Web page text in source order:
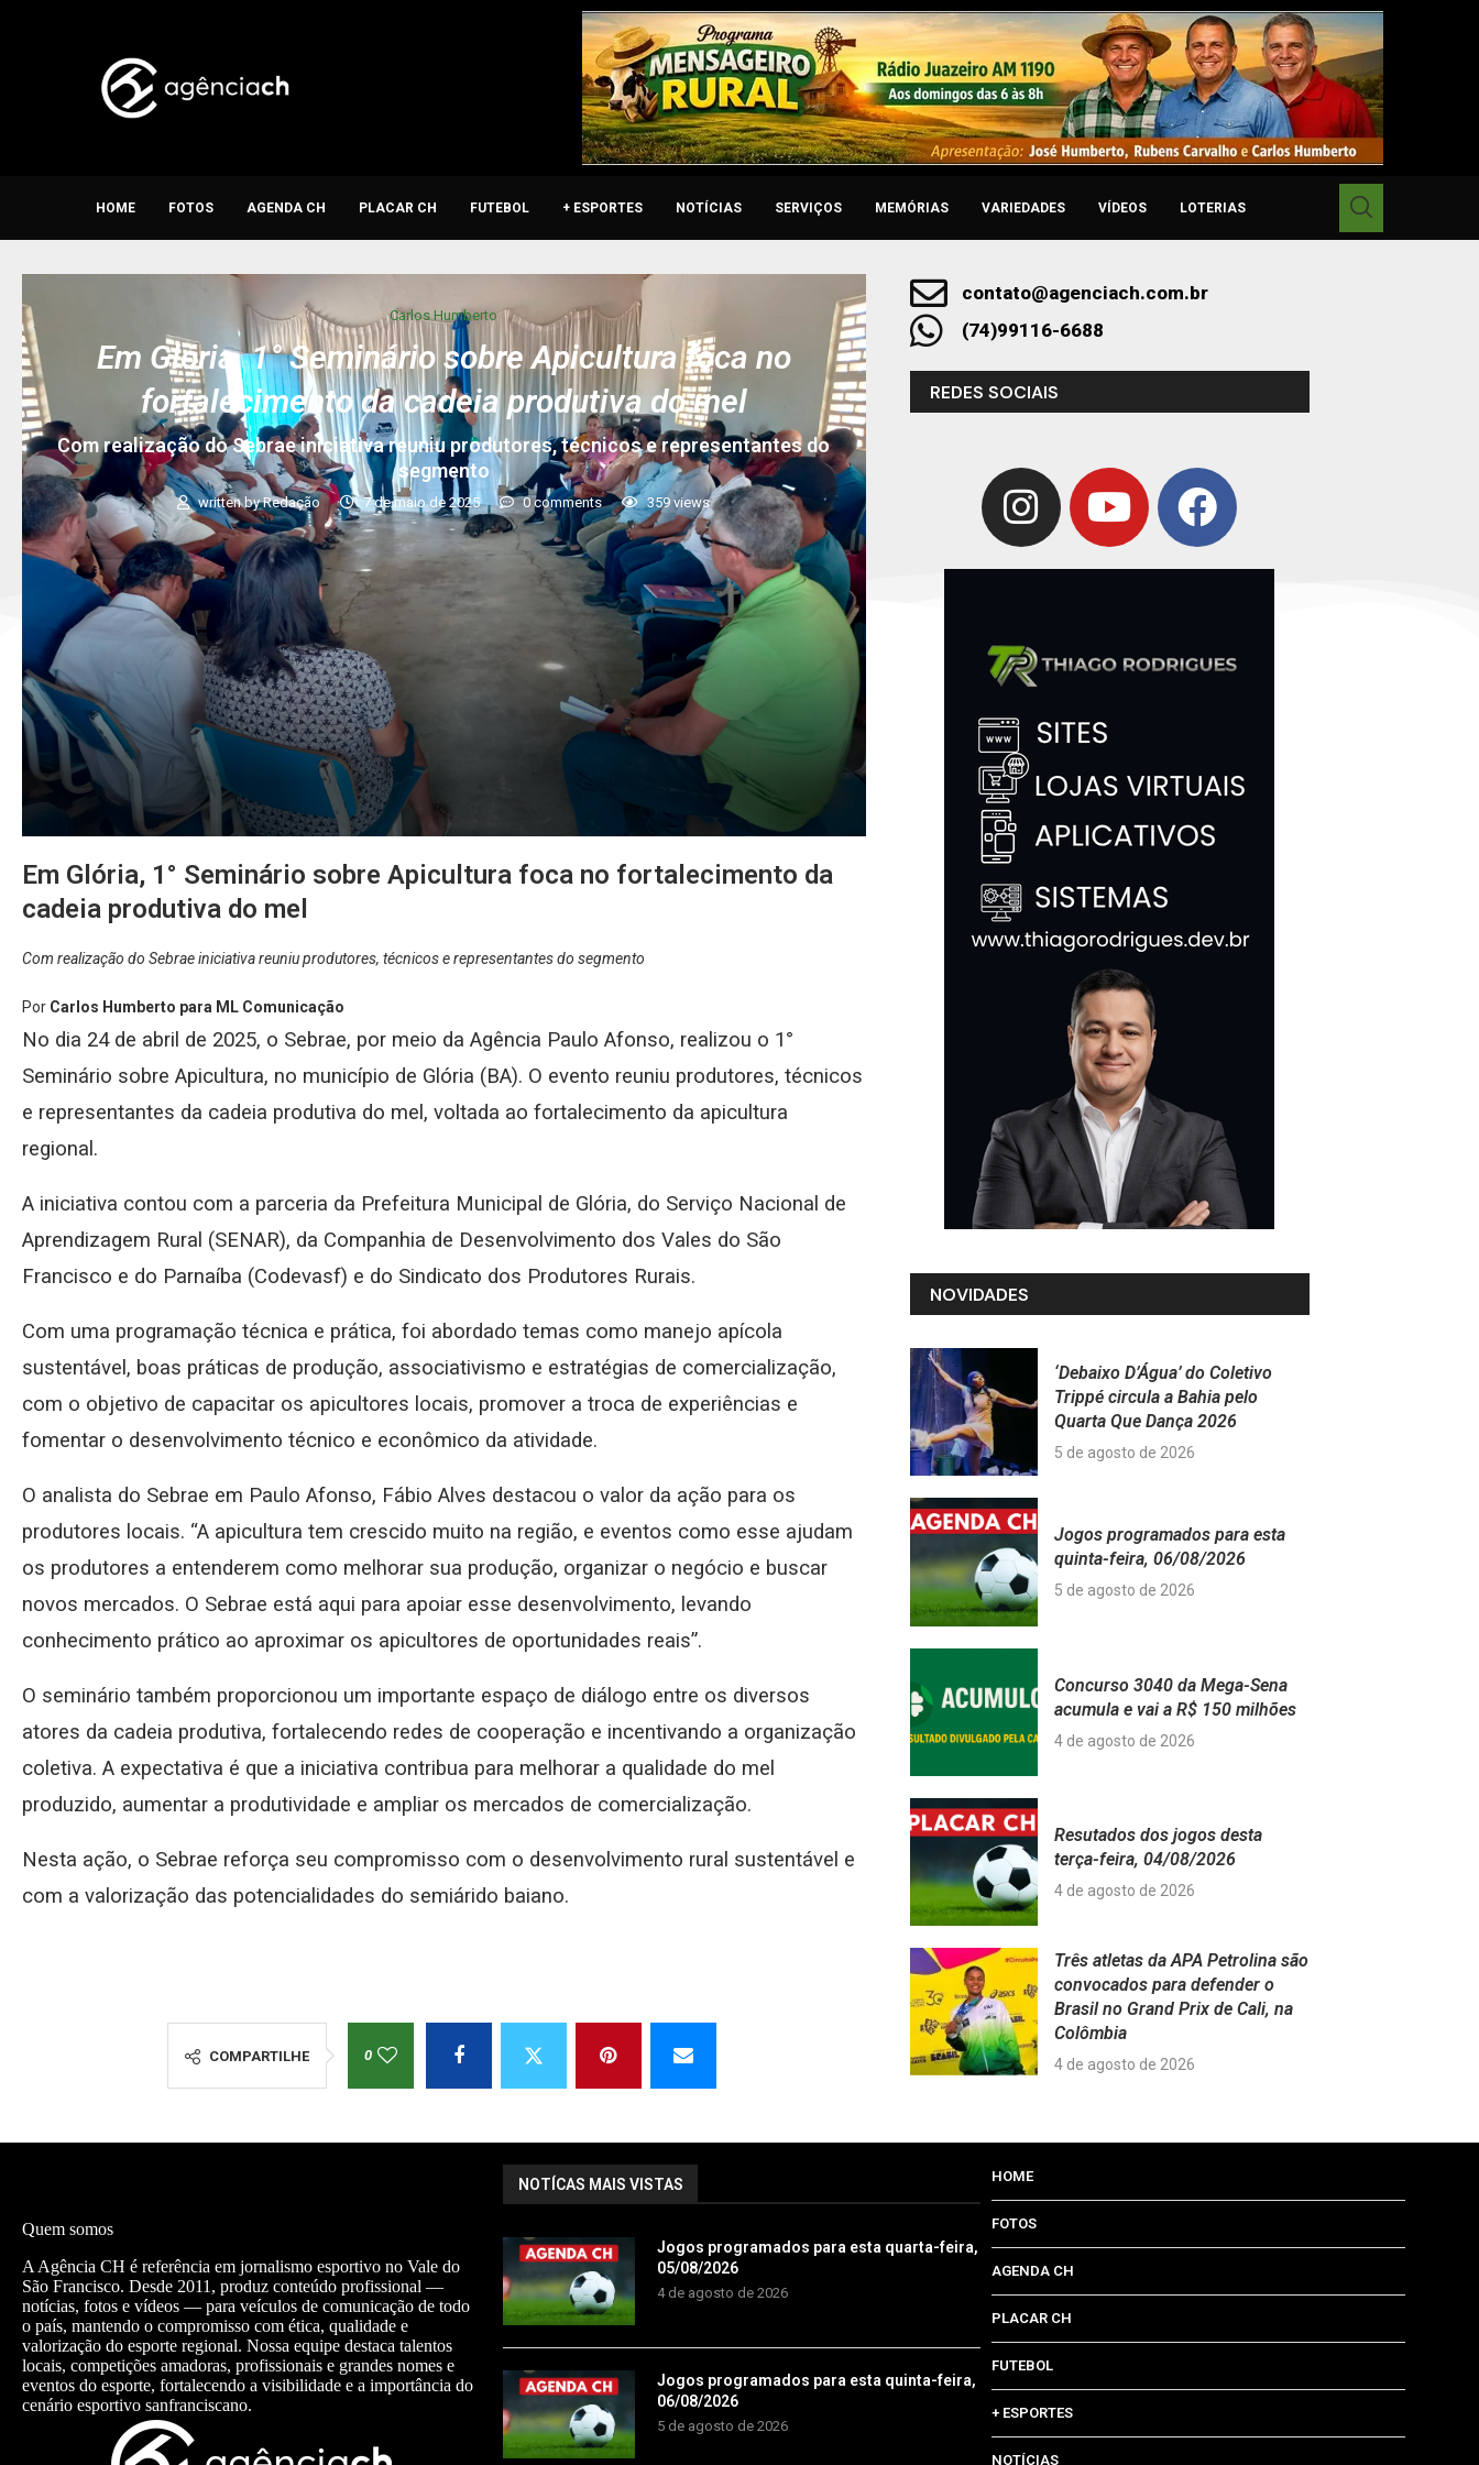
HOME FOTOS AGENDA CH PLACAR CH FUTEBOL + ESPORTES NOTÍCIAS SERVIÇOS MEMÓRIAS VARIEDADES VÍDEOS LOTERIAS
Carlos Humberto
Em Glória, 1° Seminário sobre Apicultura foca no
fortalecimento da cadeia produtiva do mel
Com realização do Sebrae iniciativa reuniu produtores, técnicos e representantes do
segmento
written byRedação 7 de maio de 2025 0 comments 359views
Em Glória, 1° Seminário sobre Apicultura foca no fortalecimento da
cadeia produtiva do mel
Com realização do Sebrae iniciativa reuniu produtores, técnicos e representantes do segmento
Por Carlos Humberto para ML Comunicação
No dia 24 de abril de 2025, o Sebrae, por meio da Agência Paulo Afonso, realizou o 1°
Seminário sobre Apicultura, no município de Glória (BA). O evento reuniu produtores, técnicos
e representantes da cadeia produtiva do mel, voltada ao fortalecimento da apicultura
regional.
A iniciativa contou com a parceria da Prefeitura Municipal de Glória, do Serviço Nacional de
Aprendizagem Rural (SENAR), da Companhia de Desenvolvimento dos Vales do São
Francisco e do Parnaíba (Codevasf) e do Sindicato dos Produtores Rurais.
Com uma programação técnica e prática, foi abordado temas como manejo apícola
sustentável, boas práticas de produção, associativismo e estratégias de comercialização,
com o objetivo de capacitar os apicultores locais, promover a troca de experiências e
fomentar o desenvolvimento técnico e econômico da atividade.
O analista do Sebrae em Paulo Afonso, Fábio Alves destacou o valor da ação para os
produtores locais. “A apicultura tem crescido muito na região, e eventos como esse ajudam
os produtores a entenderem como melhorar sua produção, organizar o negócio e buscar
novos mercados. O Sebrae está aqui para apoiar esse desenvolvimento, levando
conhecimento prático ao aproximar os apicultores de oportunidades reais”.
O seminário também proporcionou um importante espaço de diálogo entre os diversos
atores da cadeia produtiva, fortalecendo redes de cooperação e incentivando a organização
coletiva. A expectativa é que a iniciativa contribua para melhorar a qualidade do mel
produzido, aumentar a produtividade e ampliar os mercados de comercialização.
Nesta ação, o Sebrae reforça seu compromisso com o desenvolvimento rural sustentável e
com a valorização das potencialidades do semiárido baiano.
COMPARTILHE 0
contato@agenciach.com.br
(74)99116-6688
REDES SOCIAIS
NOVIDADES
‘Debaixo D’Água’ do Coletivo
Trippé circula a Bahia pelo
Quarta Que Dança 2026
5 de agosto de 2026
Jogos programados para esta
quinta-feira, 06/08/2026
5 de agosto de 2026
Concurso 3040 da Mega-Sena
acumula e vai a R$ 150 milhões
4 de agosto de 2026
Resutados dos jogos desta
terça-feira, 04/08/2026
4 de agosto de 2026
Três atletas da APA Petrolina são
convocados para defender o
Brasil no Grand Prix de Cali, na
Colômbia
4 de agosto de 2026
Quem somos
A Agência CH é referência em jornalismo esportivo no Vale do
São Francisco. Desde 2011, produz conteúdo profissional —
notícias, fotos e vídeos — para veículos de comunicação de todo
o país, mantendo o compromisso com ética, qualidade e
valorização do esporte regional. Nossa equipe destaca talentos
locais, competições amadoras, profissionais e grandes nomes e
eventos do esporte, fortalecendo a visibilidade e a importância do
cenário esportivo sanfranciscano.
NOTÍCAS MAIS VISTAS
Jogos programados para esta quarta-feira,
05/08/2026
4 de agosto de 2026
Jogos programados para esta quinta-feira,
06/08/2026
5 de agosto de 2026
HOME
FOTOS
AGENDA CH
PLACAR CH
FUTEBOL
+ ESPORTES
NOTÍCIAS